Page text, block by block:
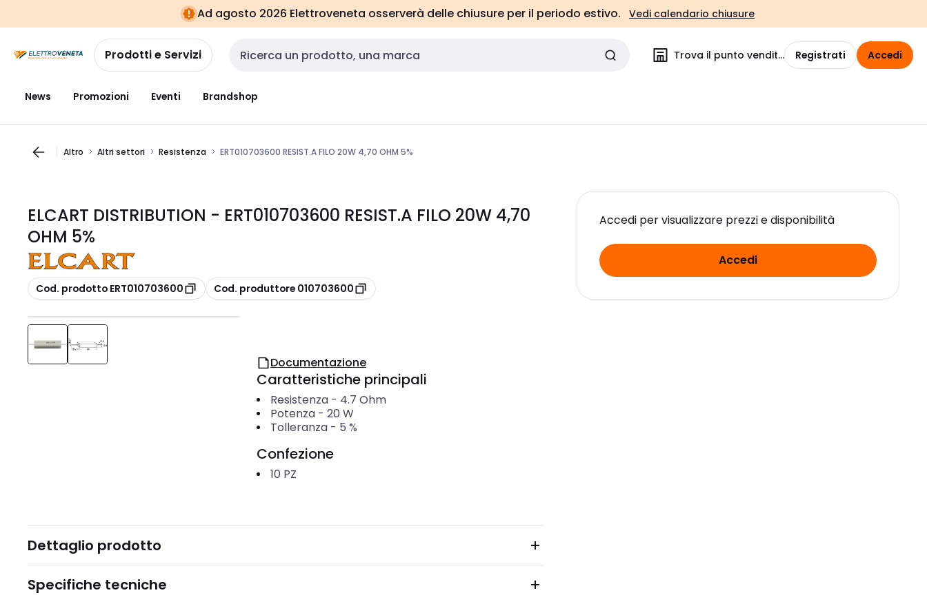
navigazionealla
pagina
Ad agosto 2026 Elettroveneta osserverà delle chiusure per il periodo estivo. Vedi calendario chiusure
Prodotti e Servizi Cerca input Trova il punto vendita Registrati Accedi
News Promozioni Eventi Brandshop
Altro Altri settori Resistenza ERT010703600 RESIST.A FILO 20W 4,70 OHM 5%
ELCART DISTRIBUTION - ERT010703600 RESIST.A FILO 20W 4,70
OHM 5%
copia
Cod. prodotto ERT010703600 copia
Cod. produttore 010703600
Accedi per visualizzare prezzi e disponibilità
Accedi
Documentazione
Caratteristiche principali
Resistenza- 4.7 Ohm
Potenza- 20 W
Tolleranza- 5 %
Confezione
10 PZ
Dettaglio prodotto
Specifiche tecniche